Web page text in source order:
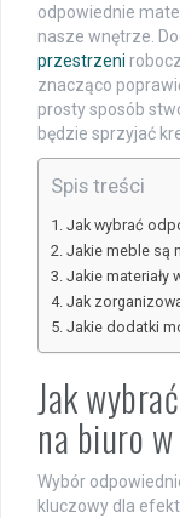
odpowiednie
nasze wnętrze.
przestrzeni
znacząco
prosty sposób
będzie sprzyjać
Spis treści
Jak wybrać
Jakie meble są
Jakie materiały
Jak
Jakie dodatki
Jak
na biuro
Wybór
kluczowy dla